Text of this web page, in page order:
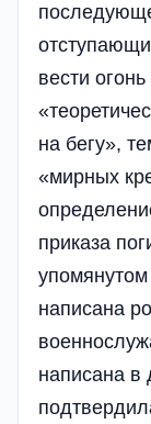
вести
на бегу»,
«мирных
приказа
упомянутом
написана
написана в